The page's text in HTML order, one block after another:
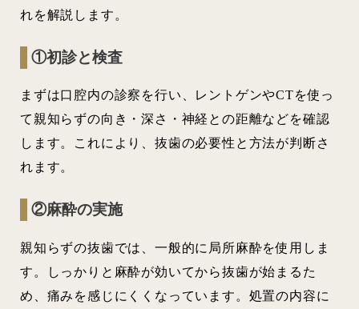
れを解説します。
①初診と検査
まずは口腔内の診察を行い、レントゲンやCTを使っ
て親知らずの向き・深さ・神経との距離などを確認
します。これにより、抜歯の必要性と方法が判断さ
れます。
②麻酔の実施
親知らずの抜歯では、一般的に局所麻酔を使用しま
す。しっかりと麻酔が効いてから抜歯が始まるた
め、痛みを感じにくくなっています。処置の内容に